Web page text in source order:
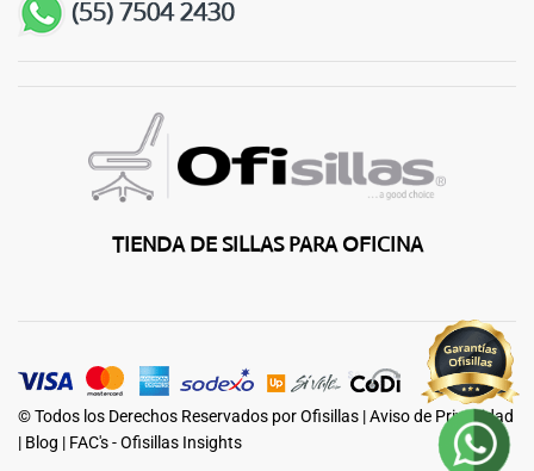
TIENDA DE SILLAS PARA OFICINA
© Todos los Derechos Reservados por Ofisillas |Aviso de Privacidad
| Blog | FAC's - Ofisillas Insights